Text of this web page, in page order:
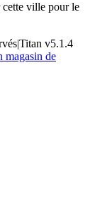
cette ville pour le
|Titan v5.1.4
magasin de